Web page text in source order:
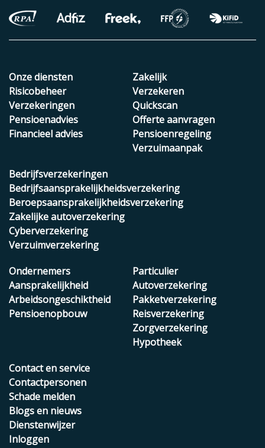
Onze diensten
Risicobeheer
Verzekeringen
Pensioenadvies
Financieel advies
Zakelijk
Verzekeren
Quickscan
Offerte aanvragen
Pensioenregeling
Verzuimaanpak
Bedrijfsverzekeringen
Bedrijfsaansprakelijkheidsverzekering
Beroepsaansprakelijkheidsverzekering
Zakelijke autoverzekering
Cyberverzekering
Verzuimverzekering
Ondernemers
Aansprakelijkheid
Arbeidsongeschiktheid
Pensioenopbouw
Particulier
Autoverzekering
Pakketverzekering
Reisverzekering
Zorgverzekering
Hypotheek
Contact en service
Contactpersonen
Schade melden
Blogs en nieuws
Dienstenwijzer
Inloggen